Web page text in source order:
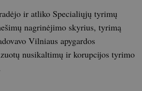
ir atliko Specialiųjų tyrimų
nagrinėjimo skyrius, tyrimą
Vilniaus apygardos
nusikaltimų ir korupcijos tyrimo